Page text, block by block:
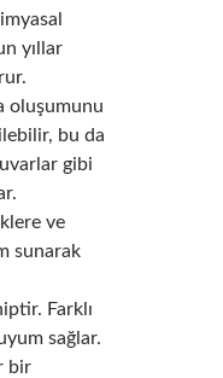
yıllar
oluşumunu
bu da
gibi
ve
sunarak
Farklı
sağlar.
bir